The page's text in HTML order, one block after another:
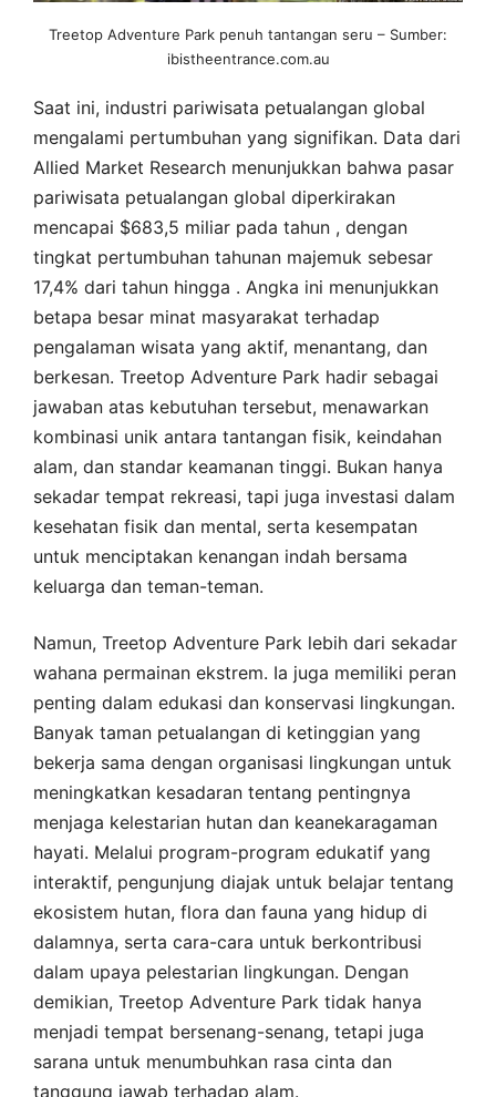
Treetop Adventure Park penuh tantangan seru – Sumber:
ibistheentrance.com.au
Saat ini, industri pariwisata petualangan global
mengalami pertumbuhan yang signifikan. Data dari
Allied Market Research menunjukkan bahwa pasar
pariwisata petualangan global diperkirakan
mencapai $683,5 miliar pada tahun , dengan
tingkat pertumbuhan tahunan majemuk sebesar
17,4% dari tahun hingga . Angka ini menunjukkan
betapa besar minat masyarakat terhadap
pengalaman wisata yang aktif, menantang, dan
berkesan. Treetop Adventure Park hadir sebagai
jawaban atas kebutuhan tersebut, menawarkan
kombinasi unik antara tantangan fisik, keindahan
alam, dan standar keamanan tinggi. Bukan hanya
sekadar tempat rekreasi, tapi juga investasi dalam
kesehatan fisik dan mental, serta kesempatan
untuk menciptakan kenangan indah bersama
keluarga dan teman-teman.
Namun, Treetop Adventure Park lebih dari sekadar
wahana permainan ekstrem. Ia juga memiliki peran
penting dalam edukasi dan konservasi lingkungan.
Banyak taman petualangan di ketinggian yang
bekerja sama dengan organisasi lingkungan untuk
meningkatkan kesadaran tentang pentingnya
menjaga kelestarian hutan dan keanekaragaman
hayati. Melalui program-program edukatif yang
interaktif, pengunjung diajak untuk belajar tentang
ekosistem hutan, flora dan fauna yang hidup di
dalamnya, serta cara-cara untuk berkontribusi
dalam upaya pelestarian lingkungan. Dengan
demikian, Treetop Adventure Park tidak hanya
menjadi tempat bersenang-senang, tetapi juga
sarana untuk menumbuhkan rasa cinta dan
tanggung jawab terhadap alam.